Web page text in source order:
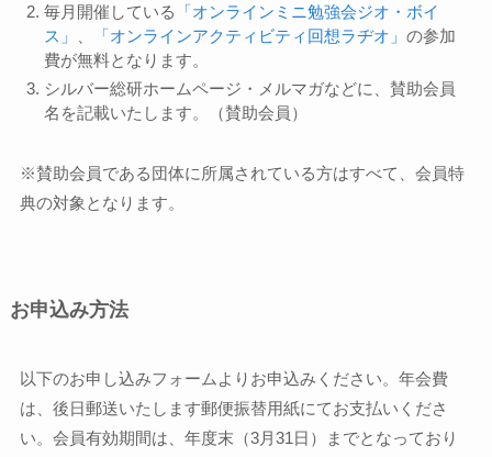
毎月開催している
「オンラインミニ勉強会ジオ・ボイ
ス」 、 「オンラインアクティビティ回想ラヂオ」の参加
費が無料となります。
シルバー総研ホームページ・メルマガなどに、賛助会員
名を記載いたします。（賛助会員）
※賛助会員である団体に所属されている方はすべて、会員特
典の対象となります。
お申込み方法
以下のお申し込みフォームよりお申込みください。年会費
は、後日郵送いたします郵便振替用紙にてお支払いくださ
い。会員有効期間は、年度末（3月31日）までとなっており